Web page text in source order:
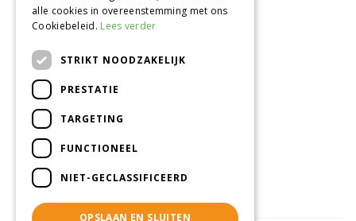
Tuincentrum Alméérplant
Jac. P. Thijsseweg 4
pinterest
alle cookies in overeenstemming met ons
Cookiebeleid. Lees verder
STRIKT NOODZAKELIJK
PRESTATIE
TARGETING
FUNCTIONEEL
NIET-GECLASSIFICEERD
OPSLAAN EN SLUITEN